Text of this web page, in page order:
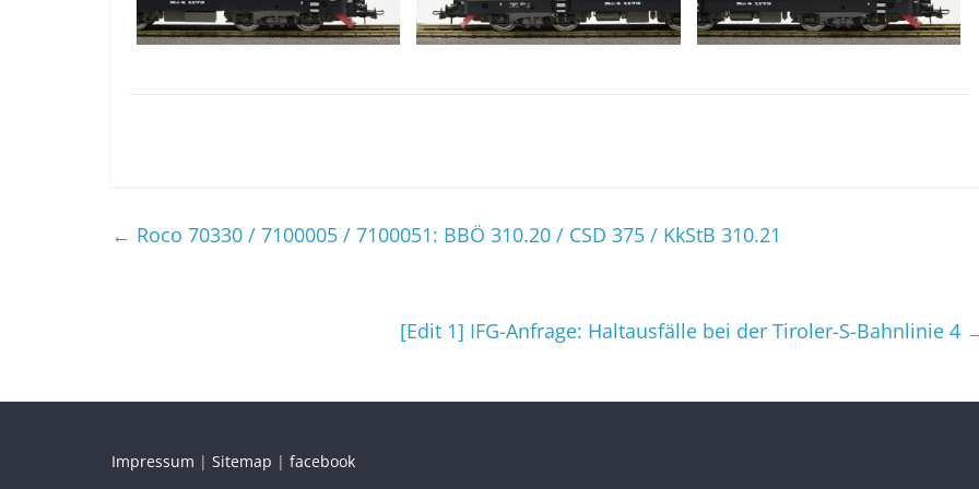
← Roco 70330 / 7100005 / 7100051: BBÖ 310.20 / CSD 375 / KkStB 310.21
[Edit 1] IFG-Anfrage: Haltausfälle bei der Tiroler-S-Bahnlinie 4
Impressum | Sitemap | facebook